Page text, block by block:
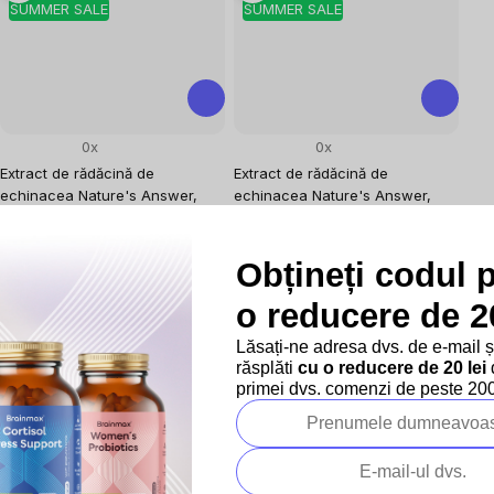
SUMMER SALE
Extract de rădăcină de
echinacea Nature's Answer,
0x
239,83 lei / 100 ml
79,96 lei
SUMMER SALE
Extract de rădăcină de
echinacea Nature's Answer,
0x
În stoc
116,80 lei
Evaluare
preţ:
194,67 lei / 100 ml
129,79 lei
SUMMER SALE
–10 %
SUMMER SALE
–10 %
Obțineți codul
o reducere de
Lăsați-ne adresa dvs. de e-mail
răsplăti cu o reducere de 20 lei
primei dvs. comenzi de peste